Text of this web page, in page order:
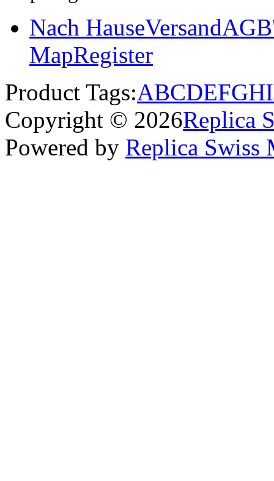
Nach HauseVersand
MapRegister
Product Tags:ABCDEFGHI
Copyright © 2026Replica
Powered by Replica Swiss